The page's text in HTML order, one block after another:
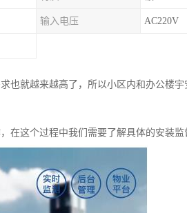
输入电压 AC220V
也就越来越高了，所以小区内和办公楼
在这个过程中我们需要了解具体的安装监